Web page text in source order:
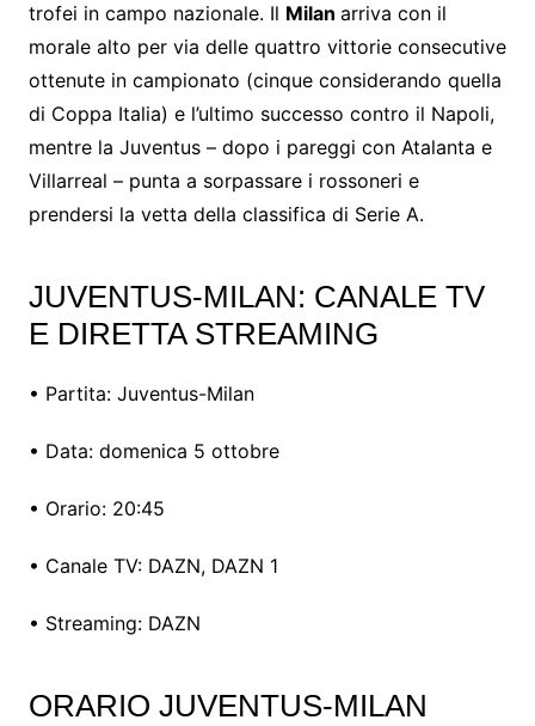
trofei in campo nazionale. Il Milan arriva con il
morale alto per via delle quattro vittorie consecutive
ottenute in campionato (cinque considerando quella
di Coppa Italia) e l’ultimo successo contro il Napoli,
mentre la Juventus – dopo i pareggi con Atalanta e
Villarreal – punta a sorpassare i rossoneri e
prendersi la vetta della classifica di Serie A.
JUVENTUS-MILAN: CANALE TV
E DIRETTA STREAMING
• Partita: Juventus-Milan
• Data: domenica 5 ottobre
• Orario: 20:45
• Canale TV: DAZN, DAZN 1
• Streaming: DAZN
ORARIO JUVENTUS-MILAN